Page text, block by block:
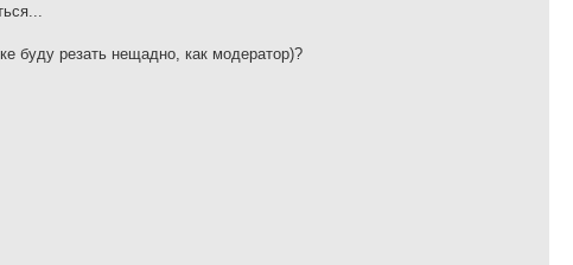
буду резать нещадно, как модератор)?